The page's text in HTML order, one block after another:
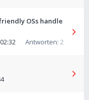
OSs handle
Antworten: 2